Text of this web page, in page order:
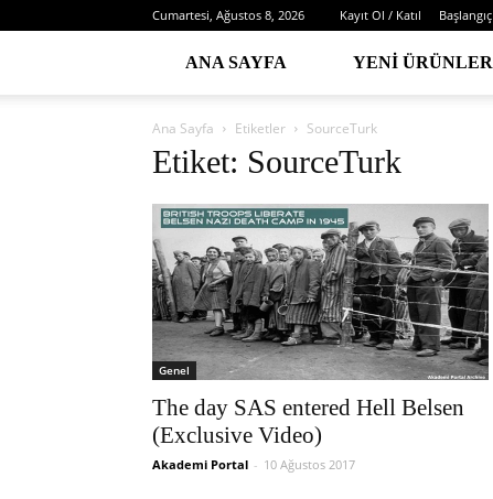
Cumartesi, Ağustos 8, 2026 Kayıt Ol / Katıl Başlangıç
ANA SAYFA YENI ÜRÜNLER
Ana Sayfa Etiketler SourceTurk
Etiket: SourceTurk
Genel
The day SAS entered Hell Belsen
(Exclusive Video)
Akademi Portal - 10 Ağustos 2017